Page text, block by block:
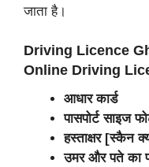
जाता है।
Driving Licence
Online Driving
आधार कार्ड
पासपोर्ट साइज
हस्ताक्षर [स्कैन
उमर और पते का